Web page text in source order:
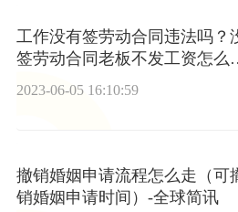
工作没有签劳动合同违法吗？
签劳动合同老板不发工资怎么
决？-动态焦点
2023-06-05 16:10:59
撤销婚姻申请流程怎么走（可
销婚姻申请时间）-全球简讯